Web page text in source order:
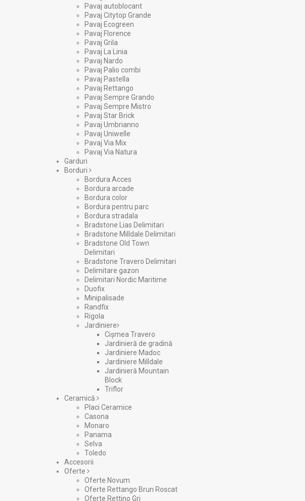
Pavaj autoblocant
Pavaj Citytop Grande
Pavaj Ecogreen
Pavaj Florence
Pavaj Grila
Pavaj La Linia
Pavaj Nardo
Pavaj Palio combi
Pavaj Pastella
Pavaj Rettango
Pavaj Sempre Grando
Pavaj Sempre Mistro
Pavaj Star Brick
Pavaj Umbrianno
Pavaj Uniwelle
Pavaj Via Mix
Pavaj Via Natura
Garduri
Borduri
Bordura Acces
Bordura arcade
Bordura color
Bordura pentru parc
Bordura stradala
Bradstone Lias Delimitari
Bradstone Milldale Delimitari
Bradstone Old Town
Delimitari
Bradstone Travero Delimitari
Delimitare gazon
Delimitari Nordic Maritime
Duofix
Minipalisade
Randfix
Rigola
Jardiniere
Cișmea Travero
Jardinieră de gradină
Jardiniere Madoc
Jardiniere Milldale
Jardinieră Mountain
Block
Triflor
Ceramică
Placi Ceramice
Casona
Monaro
Panama
Selva
Toledo
Accesorii
Oferte
Oferte Novum
Oferte Rettango Brun Roscat
Oferte Rettino Gri